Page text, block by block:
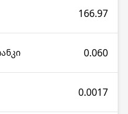
166.97
0.060
0.0017